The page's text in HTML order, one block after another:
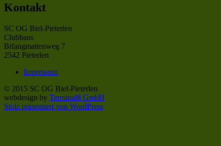
Kontakt
SC OG Biel-Pieterlen
Clubhaus
Bifangmattenweg 7
2542 Pieterlen
Impressum
© 2015 SC OG Biel-Pieterlen
webdesign by Terminal8 GmbH
Stolz präsentiert von WordPress